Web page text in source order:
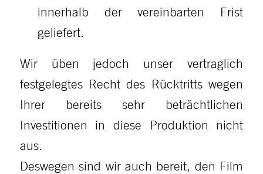
innerhalb der vereinbarten Frist
geliefert.
Wir üben jedoch unser vertraglich
festgelegtes Recht des Rücktritts wegen
Ihrer bereits sehr beträchtlichen
Investitionen in diese Produktion nicht
aus.
Deswegen sind wir auch bereit, den Film